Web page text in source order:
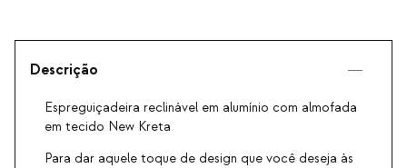
Descrição
Espreguiçadeira reclinável em alumínio com almofada
em tecido New Kreta
Para dar aquele toque de design que você deseja às